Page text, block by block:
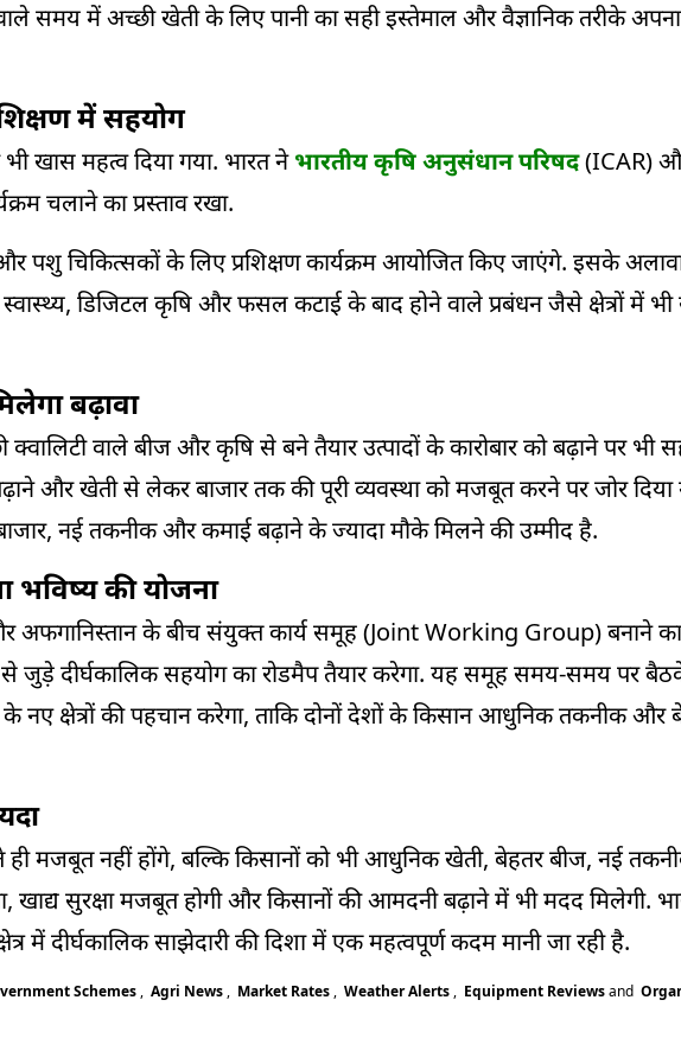
समय में अच्छी खेती के लिए पानी का सही इस्तेमाल और वैज्ञानिक तरीके
में सहयोग
खास महत्व दिया गया. भारत नेभारतीय कृषि अनुसंधान परिषद(ICAR)
चलाने का प्रस्ताव रखा.
पशु चिकित्सकों के लिए प्रशिक्षण कार्यक्रम आयोजित किए जाएंगे. इसके अलावा
स्वास्थ्य, डिजिटल कृषि और फसल कटाई के बाद होने वाले प्रबंधन जैसे क्षेत्रों में
बढ़ावा
वाले बीज और कृषि से बने तैयार उत्पादों के कारोबार को बढ़ाने पर भी
और खेती से लेकर बाजार तक की पूरी व्यवस्था को मजबूत करने पर जोर
नई तकनीक और कमाई बढ़ाने के ज्यादा मौके मिलने की उम्मीद है.
भविष्य की योजना
के बीच संयुक्त कार्य समूह (Joint Working Group) बनाने
जुड़े दीर्घकालिक सहयोग का रोडमैप तैयार करेगा. यह समूह समय-समय पर
क्षेत्रों की पहचान करेगा, ताकि दोनों देशों के किसान आधुनिक तकनीक और
ही मजबूत नहीं होंगे, बल्कि किसानों को भी आधुनिक खेती, बेहतर बीज, नई
खाद्य सुरक्षा मजबूत होगी और किसानों की आमदनी बढ़ाने में भी मदद मिलेगी.
में दीर्घकालिक साझेदारी की दिशा में एक महत्वपूर्ण कदम मानी जा रही है.
Schemes , Agri News , Market Rates , Weather Alerts , Equipment Reviewsand